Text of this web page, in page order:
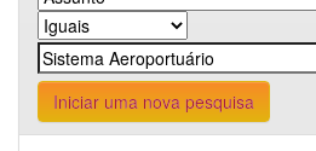
Iniciar uma nova pesquisa